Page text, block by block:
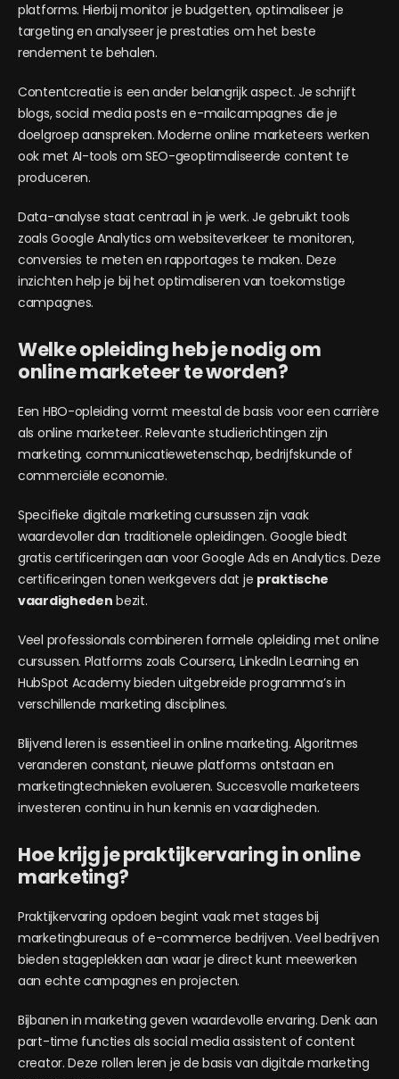
platforms. Hierbij monitor je budgetten, optimaliseer je
targeting en analyseer je prestaties om het beste
rendement te behalen.
Contentcreatie is een ander belangrijk aspect. Je schrijft
blogs, social media posts en e-mailcampagnes die je
doelgroep aanspreken. Moderne online marketeers werken
ook met AI-tools om SEO-geoptimaliseerde content te
produceren.
Data-analyse staat centraal in je werk. Je gebruikt tools
zoals Google Analytics om websiteverkeer te monitoren,
conversies te meten en rapportages te maken. Deze
inzichten help je bij het optimaliseren van toekomstige
campagnes.
Welke opleiding heb je nodig om
online marketeer te worden?
Een HBO-opleiding vormt meestal de basis voor een carrière
als online marketeer. Relevante studierichtingen zijn
marketing, communicatiewetenschap, bedrijfskunde of
commerciële economie.
Specifieke digitale marketing cursussen zijn vaak
waardevoller dan traditionele opleidingen. Google biedt
gratis certificeringen aan voor Google Ads en Analytics. Deze
certificeringen tonen werkgevers dat je praktische
vaardigheden bezit.
Veel professionals combineren formele opleiding met online
cursussen. Platforms zoals Coursera, LinkedIn Learning en
HubSpot Academy bieden uitgebreide programma’s in
verschillende marketing disciplines.
Blijvend leren is essentieel in online marketing. Algoritmes
veranderen constant, nieuwe platforms ontstaan en
marketingtechnieken evolueren. Succesvolle marketeers
investeren continu in hun kennis en vaardigheden.
Hoe krijg je praktijkervaring in online
marketing?
Praktijkervaring opdoen begint vaak met stages bij
marketingbureaus of e-commerce bedrijven. Veel bedrijven
bieden stageplekken aan waar je direct kunt meewerken
aan echte campagnes en projecten.
Bijbanen in marketing geven waardevolle ervaring. Denk aan
part-time functies als social media assistent of content
creator. Deze rollen leren je de basis van digitale marketing